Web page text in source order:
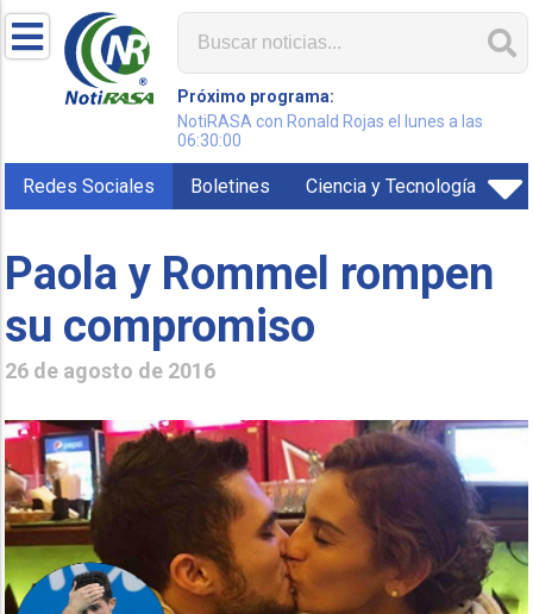
Próximo programa:
NotiRASA con Ronald Rojas el lunes a las
06:30:00
Redes Sociales Boletines Ciencia y Tecnología
Paola y Rommel rompen
su compromiso
26 de agosto de 2016